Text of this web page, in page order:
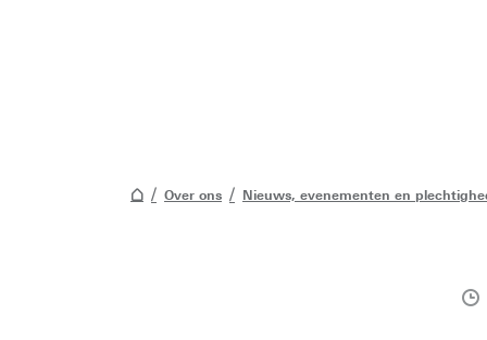
Over ons Nieuws, evenementen en